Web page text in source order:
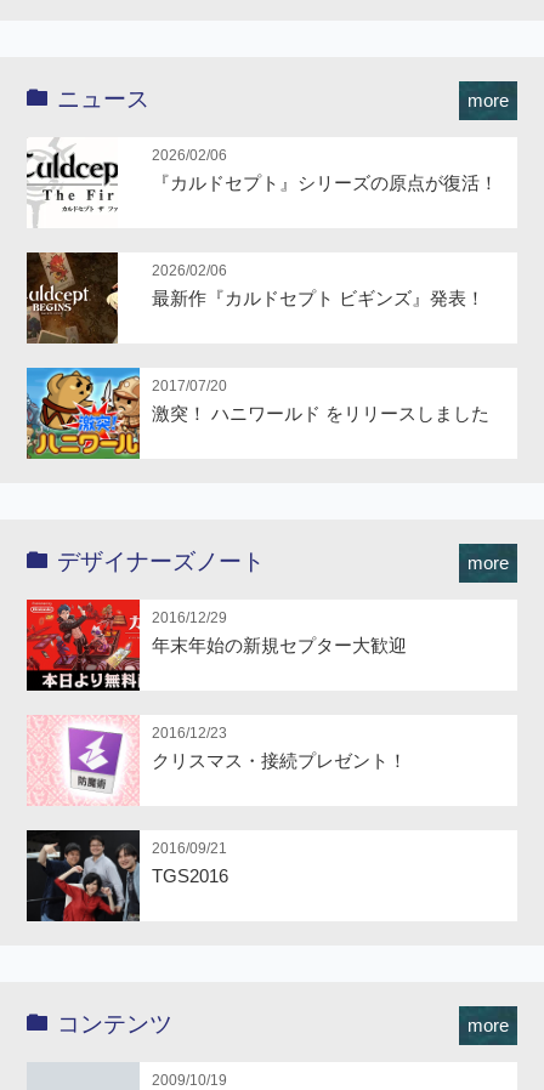
more
ニュース
2026/02/06
『カルドセプト』シリーズの原点が復活！
2026/02/06
最新作『カルドセプト ビギンズ』発表！
2017/07/20
激突！ ハニワールド をリリースしました
more
デザイナーズノート
2016/12/29
年末年始の新規セプター大歓迎
2016/12/23
クリスマス・接続プレゼント！
2016/09/21
TGS2016
more
コンテンツ
2009/10/19